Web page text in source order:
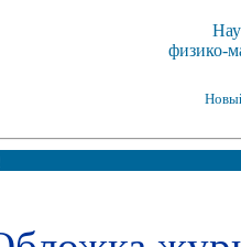
физико-